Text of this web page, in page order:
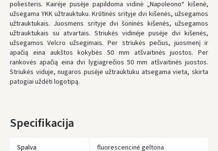
poliesteris. Kairėje pusėje papildoma vidinė „Napoleono“ kišenė,
užsegama YKK užtrauktuku. Krūtinės srityje dvi kišenės, užsegamos
užtrauktukais. Juosmens srityje dvi šoninės kišenės, užsegamos
užtrauktukais su atvartais. Striukės vidinėje pusėje dvi kišenės,
užsegamos Velcro užsegimais. Per striukės pečius, juosmenį ir
apačią eina aukštos kokybės 50 mm atšvaitinės juostos. Per
rankovės apačią eina dvi lygiagrečios 50 mm atšvaitinės juostos.
Striukės viduje, nugaros pusėje užtrauktuku atsegama vieta, skirta
patogiai uždėti logotipą.
Specifikacija
Spalva fluorescencinė geltona